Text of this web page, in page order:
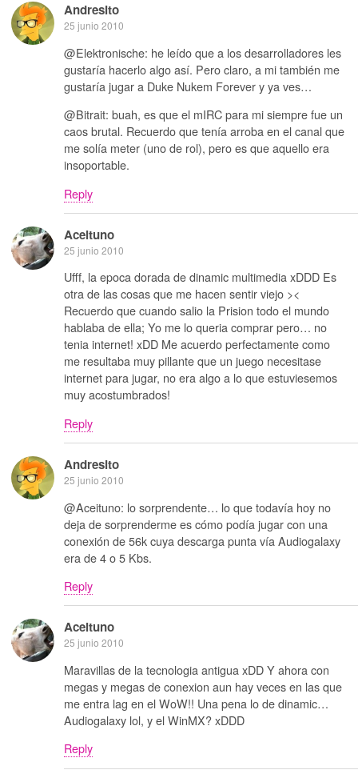
Andresito
25 junio 2010
@Elektronische: he leído que a los desarrolladores les
gustaría hacerlo algo así. Pero claro, a mi también me
gustaría jugar a Duke Nukem Forever y ya ves…
@Bitrait: buah, es que el mIRC para mi siempre fue un
caos brutal. Recuerdo que tenía arroba en el canal que
me solía meter (uno de rol), pero es que aquello era
insoportable.
Reply
Aceituno
25 junio 2010
Ufff, la epoca dorada de dinamic multimedia xDDD Es
otra de las cosas que me hacen sentir viejo ><
Recuerdo que cuando salio la Prision todo el mundo
hablaba de ella; Yo me lo queria comprar pero… no
tenia internet! xDD Me acuerdo perfectamente como
me resultaba muy pillante que un juego necesitase
internet para jugar, no era algo a lo que estuviesemos
muy acostumbrados!
Reply
Andresito
25 junio 2010
@Aceituno: lo sorprendente… lo que todavía hoy no
deja de sorprenderme es cómo podía jugar con una
conexión de 56k cuya descarga punta vía Audiogalaxy
era de 4 o 5 Kbs.
Reply
Aceituno
25 junio 2010
Maravillas de la tecnologia antigua xDD Y ahora con
megas y megas de conexion aun hay veces en las que
me entra lag en el WoW!! Una pena lo de dinamic…
Audiogalaxy lol, y el WinMX? xDDD
Reply